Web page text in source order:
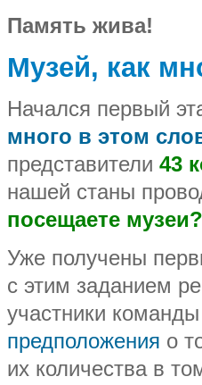
Память жива!
Музей, как
Начался первый
много в этом
представители 43
нашей станы
посещаете
Уже получены
с этим заданием
участники
предположения о
их количества в